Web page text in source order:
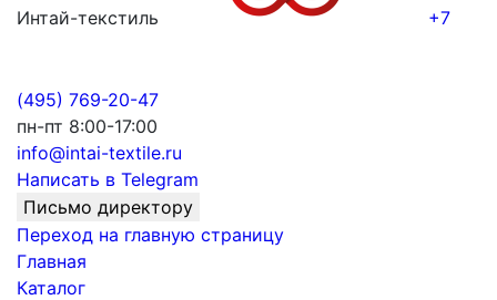
Интай-текстиль +7
(495) 769-20-47
пн-пт 8:00-17:00
info@intai-textile.ru
Написать в Telegram
Письмо директору
Переход на главную страницу
Главная
Каталог